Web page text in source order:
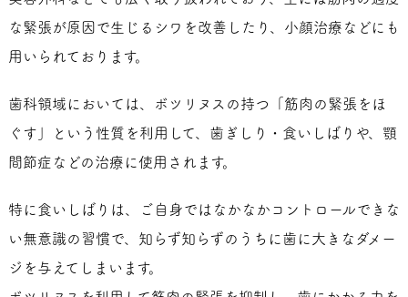
な緊張が原因で生じるシワを改善したり、小顔治療などにも
用いられております。
歯科領域においては、ボツリヌスの持つ「筋肉の緊張をほ
ぐす」という性質を利用して、歯ぎしり・食いしばりや、顎
間節症などの治療に使用されます。
特に食いしばりは、ご自身ではなかなかコントロールできな
い無意識の習慣で、知らず知らずのうちに歯に大きなダメー
ジを与えてしまいます。